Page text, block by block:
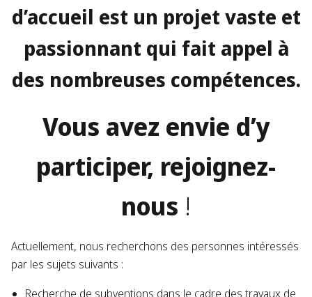
d’accueil est un projet vaste et
passionnant qui fait appel à
des nombreuses compétences.
Vous avez envie d’y
participer, rejoignez-
nous !
Actuellement, nous recherchons des personnes intéressés
par les sujets suivants :
Recherche de subventions dans le cadre des travaux de